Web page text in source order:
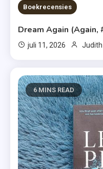
Boekrecensies
Dream Again (Again,
juli 11, 2026 Judith
6 MINS READ